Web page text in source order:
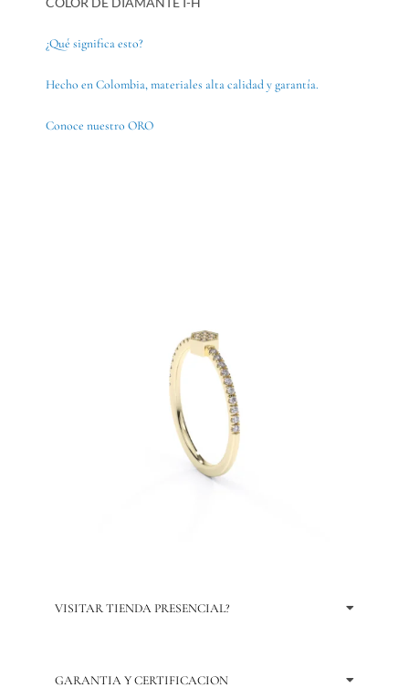
¿Qué significa esto?
Hecho en Colombia, materiales alta calidad y garantía.
Conoce nuestro ORO
VISITAR TIENDA PRESENCIAL?
GARANTIA Y CERTIFICACION